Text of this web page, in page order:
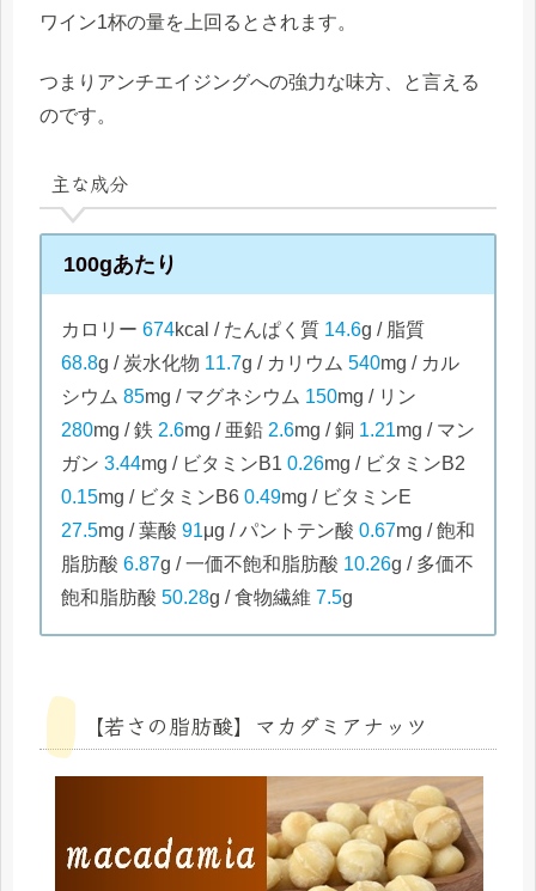
ワイン1杯の量を上回るとされます。
つまりアンチエイジングへの強力な味方、と言える
のです。
主な成分
100gあたり
カロリー 674kcal / たんぱく質 14.6g / 脂質
68.8g / 炭水化物 11.7g / カリウム 540mg / カル
シウム 85mg / マグネシウム 150mg / リン
280mg / 鉄 2.6mg / 亜鉛 2.6mg / 銅 1.21mg / マン
ガン 3.44mg / ビタミンB1 0.26mg / ビタミンB2
0.15mg / ビタミンB6 0.49mg / ビタミンE
27.5mg / 葉酸 91μg / パントテン酸 0.67mg / 飽和
脂肪酸 6.87g / 一価不飽和脂肪酸 10.26g / 多価不
飽和脂肪酸 50.28g / 食物繊維 7.5g
【若さの脂肪酸】マカダミアナッツ